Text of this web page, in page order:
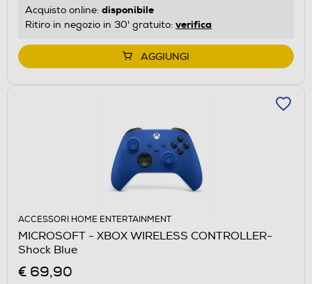
Acquisto online: disponibile
Ritiro in negozio in 30' gratuito: verifica
AGGIUNGI
ACCESSORI HOME ENTERTAINMENT
MICROSOFT - XBOX WIRELESS CONTROLLER-
Shock Blue
€ 69,90